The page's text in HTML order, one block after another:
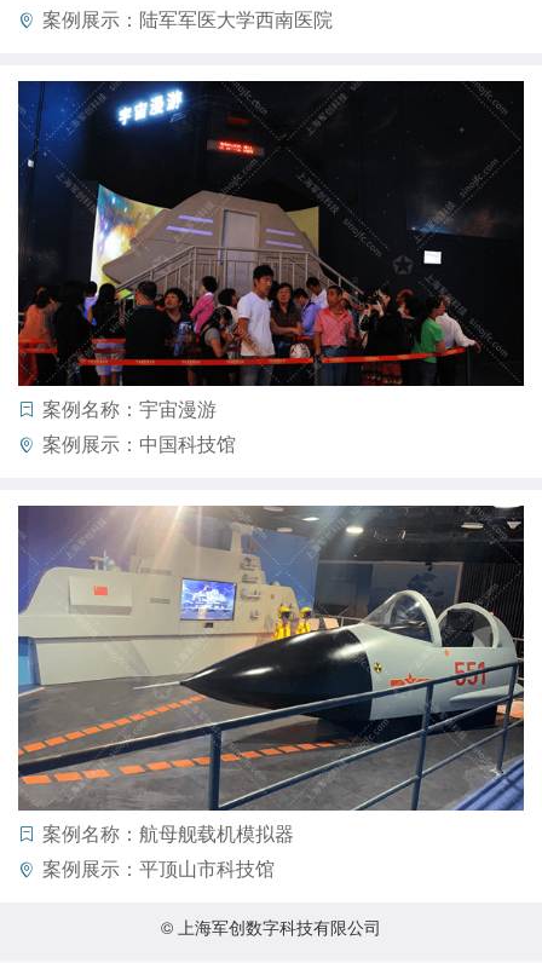
案例展示：陆军军医大学西南医院
案例名称：宇宙漫游
案例展示：中国科技馆
案例名称：航母舰载机模拟器
案例展示：平顶山市科技馆
© 上海军创数字科技有限公司